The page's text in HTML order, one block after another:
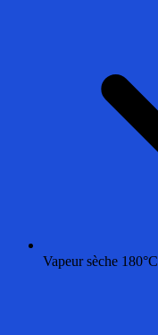
Vapeur sèche 180°C